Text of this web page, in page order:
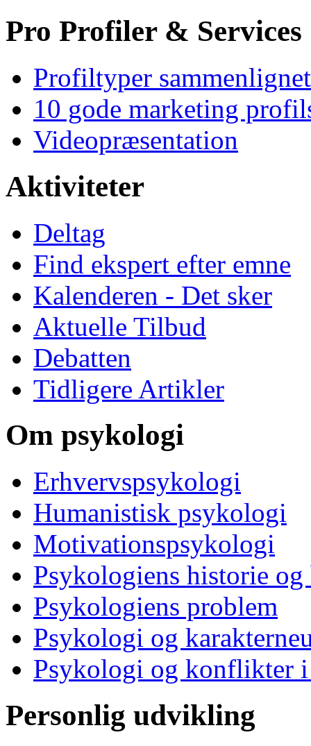
Pro Profiler & Services
Profiltyper sammenlignet
10 gode marketing
Videopræsentation
Aktiviteter
Deltag
Find ekspert efter emne
Kalenderen - Det sker
Aktuelle Tilbud
Debatten
Tidligere Artikler
Om psykologi
Erhvervspsykologi
Humanistisk psykologi
Motivationspsykologi
Psykologiens historie og
Psykologiens problem
Psykologi og
Psykologi og konflikter
Personlig udvikling